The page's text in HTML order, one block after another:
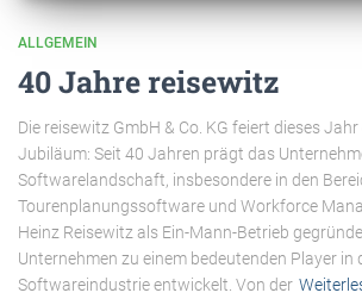
ALLGEMEIN
40 Jahre reisewitz
Die reisewitz GmbH & Co. KG feiert dieses
Jubiläum: Seit 40 Jahren prägt das
Softwarelandschaft, insbesondere in den
Tourenplanungssoftware und Workforce
Heinz Reisewitz als Ein-Mann-Betrieb
Unternehmen zu einem bedeutenden Player in
Softwareindustrie entwickelt. Von der